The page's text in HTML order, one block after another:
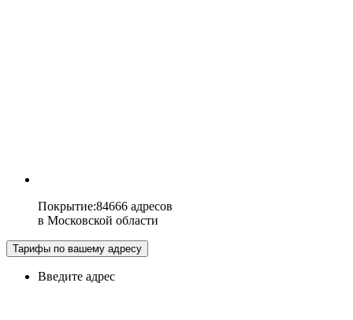
Покрытие:84666 адресов
в Московской области
Тарифы по вашему адресу
Введите адрес